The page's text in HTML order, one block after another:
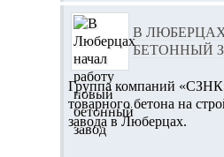
В
БЕТОННЫЙ
Группа компаний
товарного бетона на
завода в Люберцах.